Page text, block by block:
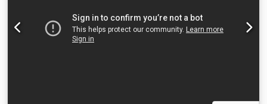
Isuzu Motor mit 202 kW CE Transport: 10.8 x 3 x 3.40m
Einsatzgewicht: 35.5 to.